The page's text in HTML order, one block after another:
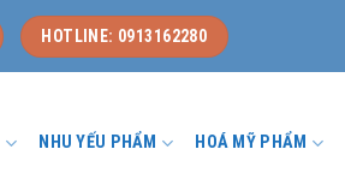
HOTLINE: 0913162280
NHU YẾU PHẨM HOÁ MỸ PHẨM